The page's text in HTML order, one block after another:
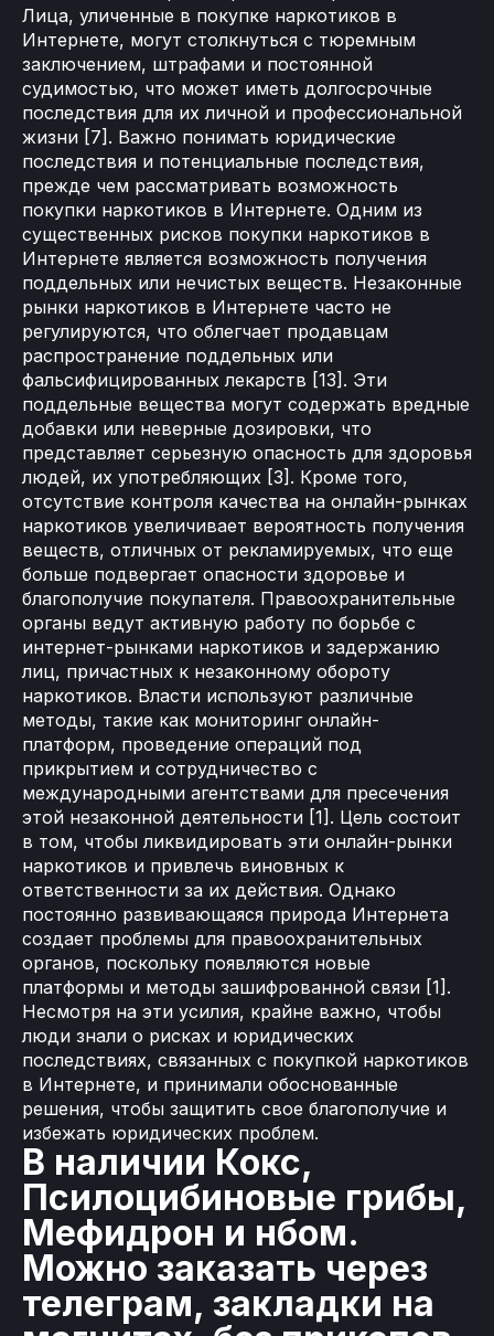
Лица, уличенные в покупке наркотиков в
Интернете, могут столкнуться с тюремным
заключением, штрафами и постоянной
судимостью, что может иметь долгосрочные
последствия для их личной и профессиональной
жизни [7]. Важно понимать юридические
последствия и потенциальные последствия,
прежде чем рассматривать возможность
покупки наркотиков в Интернете. Одним из
существенных рисков покупки наркотиков в
Интернете является возможность получения
поддельных или нечистых веществ. Незаконные
рынки наркотиков в Интернете часто не
регулируются, что облегчает продавцам
распространение поддельных или
фальсифицированных лекарств [13]. Эти
поддельные вещества могут содержать вредные
добавки или неверные дозировки, что
представляет серьезную опасность для здоровья
людей, их употребляющих [3]. Кроме того,
отсутствие контроля качества на онлайн-рынках
наркотиков увеличивает вероятность получения
веществ, отличных от рекламируемых, что еще
больше подвергает опасности здоровье и
благополучие покупателя. Правоохранительные
органы ведут активную работу по борьбе с
интернет-рынками наркотиков и задержанию
лиц, причастных к незаконному обороту
наркотиков. Власти используют различные
методы, такие как мониторинг онлайн-
платформ, проведение операций под
прикрытием и сотрудничество с
международными агентствами для пресечения
этой незаконной деятельности [1]. Цель состоит
в том, чтобы ликвидировать эти онлайн-рынки
наркотиков и привлечь виновных к
ответственности за их действия. Однако
постоянно развивающаяся природа Интернета
создает проблемы для правоохранительных
органов, поскольку появляются новые
платформы и методы зашифрованной связи [1].
Несмотря на эти усилия, крайне важно, чтобы
люди знали о рисках и юридических
последствиях, связанных с покупкой наркотиков
в Интернете, и принимали обоснованные
решения, чтобы защитить свое благополучие и
избежать юридических проблем.
В наличии Кокс,
Псилоцибиновые грибы,
Мефидрон и нбом.
Можно заказать через
телеграм, закладки на